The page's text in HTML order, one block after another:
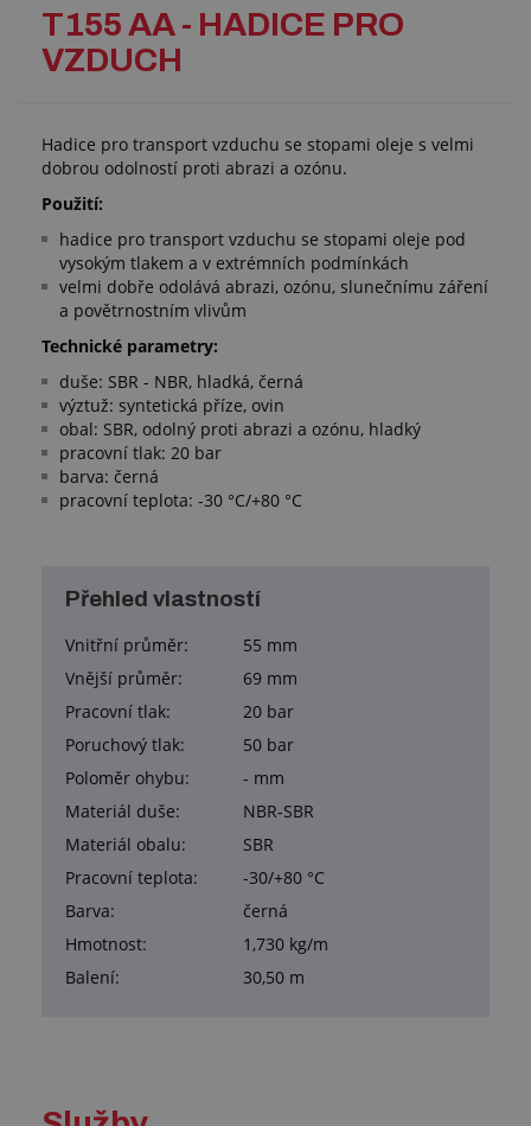
T155 AA - HADICE PRO
VZDUCH
Hadice pro transport vzduchu se stopami oleje s velmi
dobrou odolností proti abrazi a ozónu.
Použití:
hadice pro transport vzduchu se stopami oleje pod
vysokým tlakem a v extrémních podmínkách
velmi dobře odolává abrazi, ozónu, slunečnímu záření
a povětrnostním vlivům
Technické parametry:
duše: SBR - NBR, hladká, černá
výztuž: syntetická příze, ovin
obal: SBR, odolný proti abrazi a ozónu, hladký
pracovní tlak: 20 bar
barva: černá
pracovní teplota: -30 °C/+80 °C
Přehled vlastností
Vnitřní průměr:
55 mm
Vnější průměr:
69 mm
Pracovní tlak:
20 bar
Poruchový tlak:
50 bar
Poloměr ohybu:
- mm
Materiál duše:
NBR-SBR
Materiál obalu:
SBR
Pracovní teplota:
-30/+80 °C
Barva:
černá
Hmotnost:
1,730 kg/m
Balení:
30,50 m